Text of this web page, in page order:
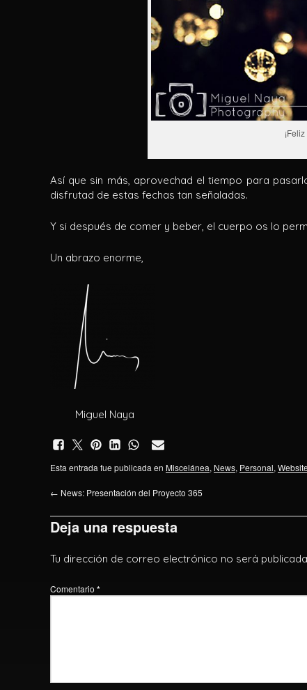
Así que sin más, aprovechad el tiempo para
disfrutad de estas fechas tan señaladas.
Y si después de comer y beber, el cuerpo os lo
Un abrazo enorme,
Miguel Naya
Esta entrada fue publicada en Miscelánea, News, Personal, Website
← News: Presentación del Proyecto 365
Deja una respuesta
Tu dirección de correo electrónico no será
Comentario *